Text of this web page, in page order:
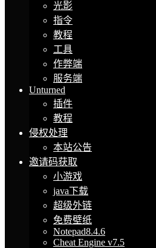
光影
指令
教程
工具
作弊端
服务端
Unturned
插件
教程
侵权处理
本站公告
邀请码获取
小游戏
java下载
超级外链
免费壁纸
Notepad8.4.6
Cheat Engine v7.5